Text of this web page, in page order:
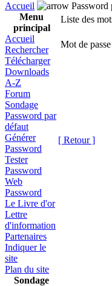
Accueil
Password
Menu
principal
Accueil
Rechercher
Télécharger
Downloads
A-Z
Forum
Sondage
Password par
défaut
Générer
Password
Tester
Password
Web
Password
Le Livre d'or
Lettre
d'information
Partenaires
Indiquer le
site
Plan du site
Sondage
Liste des
Mot de
[ Retour ]